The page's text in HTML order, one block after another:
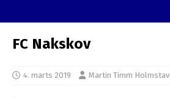
FC Nakskov
4. marts 2019 Martin Timm Holmstav